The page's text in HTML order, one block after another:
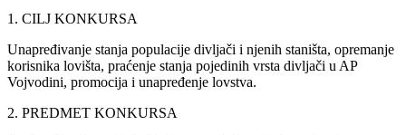
1. CILJ KONKURSA
Unapređivanje stanja populacije divljači i njenih staništa, opremanje
korisnika lovišta, praćenje stanja pojedinih vrsta divljači u AP
Vojvodini, promocija i unapređenje lovstva.
2. PREDMET KONKURSA